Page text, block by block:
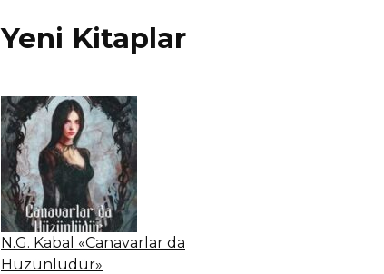
Yeni Kitaplar
N.G. Kabal «Canavarlar da
Hüzünlüdür»